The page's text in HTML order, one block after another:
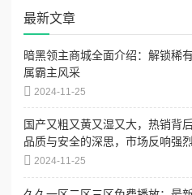
最新文章
暗黑领主商城全面介绍：解锁稀
属霸主风采
2024-11-25
国产又粗又黄又湿又大，热销背
品质与安全的深思，市场反响强烈
2024-11-25